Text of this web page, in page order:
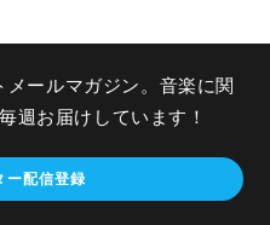
ールマガジン。音楽に関
週お届けしています！
ー配信登録